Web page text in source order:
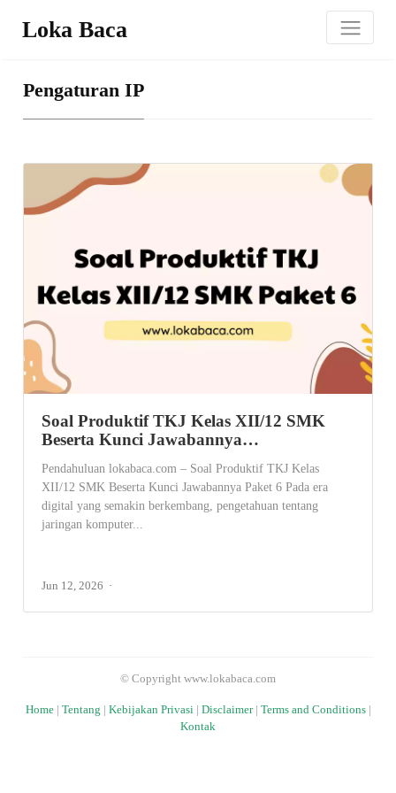
Loka Baca
Pengaturan IP
Soal Produktif TKJ Kelas XII/12 SMK
Beserta Kunci Jawabannya…
Pendahuluan lokabaca.com – Soal Produktif TKJ Kelas
XII/12 SMK Beserta Kunci Jawabannya Paket 6 Pada era
digital yang semakin berkembang, pengetahuan tentang
jaringan komputer...
Jun 12, 2026
© Copyright www.lokabaca.com
Home| Tentang Kebijakan Privasi| Disclaimer| Terms and Conditions|
Kontak